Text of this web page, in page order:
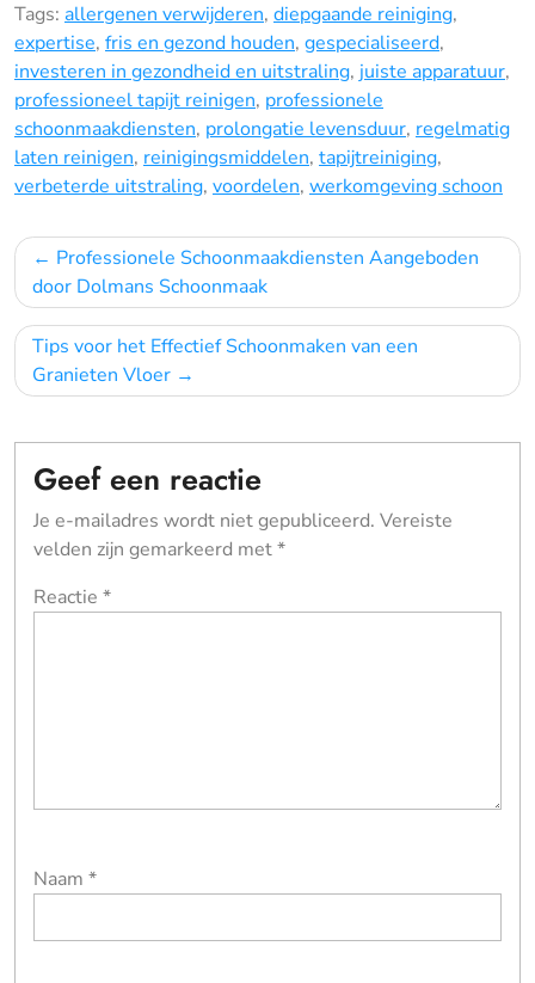
Tags: allergenen verwijderen, diepgaande reiniging,
expertise, fris en gezond houden, gespecialiseerd,
investeren in gezondheid en uitstraling, juiste apparatuur,
professioneel tapijt reinigen, professionele
schoonmaakdiensten, prolongatie levensduur, regelmatig
laten reinigen, reinigingsmiddelen, tapijtreiniging,
verbeterde uitstraling, voordelen, werkomgeving schoon
Bericht
navigatie
Professionele Schoonmaakdiensten Aangeboden
door Dolmans Schoonmaak
Tips voor het Effectief Schoonmaken van een
Granieten Vloer
Geef een reactie
Je e-mailadres wordt niet gepubliceerd. Vereiste
velden zijn gemarkeerd met*
Reactie *
Naam *